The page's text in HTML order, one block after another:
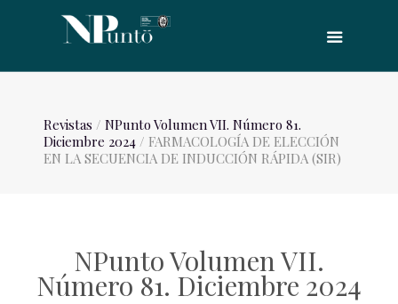
Revistas / NPunto Volumen VII. Número 81.
Diciembre 2024/ FARMACOLOGÍA DE ELECCIÓN
EN LA SECUENCIA DE INDUCCIÓN RÁPIDA (SIR)
NPunto Volumen VII.
Número 81. Diciembre 2024